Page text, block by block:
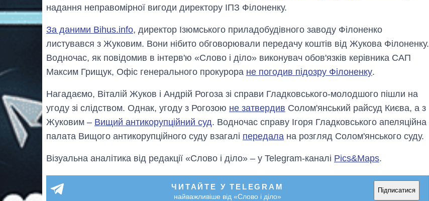
надання неправомірної вигоди директору ІПЗ Філоненку.
За даними Bihus.info, директор Ізюмського приладобудівного заводу Філоненко
листувався з Жуковим. Вони нібито обговорювали передачу коштів від Жукова Філоненку.
Водночас, як повідомив в інтерв'ю «Слово і діло» виконувач обов'язків керівника САП
Максим Грищук, Офіс генерального прокурора не погодив підозру Філоненку.
Нагадаємо, Віталій Жуков і Андрій Рогоза зі справи Гладковського-молодшого пішли на
угоду зі слідством. Однак, угоду з Рогозою не затвердив Солом'янський райсуд Києва, а з
Жуковим – Вищий антикорупційний суд. Водночас справу Ігоря Гладковського апеляційна
палата Вищого антикорупційного суду взагалі передала на розгляд Солом'янського суду.
Візуальна аналітика від редакції «Слово і діло» – у Telegram-каналі Pics&Maps.
ЧИТАЙТЕ У TELEGRAM
найважливіше від «Слово і діло»
Підписатися